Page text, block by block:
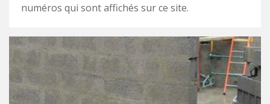
numéros qui sont affichés sur ce site.